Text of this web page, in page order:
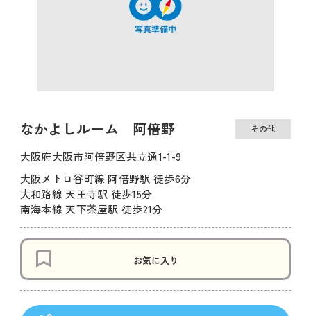
なかよしルーム 阿倍野 その他
大阪府大阪市阿倍野区共立通1-1-9
大阪メトロ谷町線 阿倍野駅 徒歩6分
大和路線 天王寺駅 徒歩15分
南海本線 天下茶屋駅 徒歩21分
お気に入り